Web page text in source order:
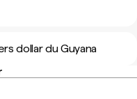
dollar du Guyana